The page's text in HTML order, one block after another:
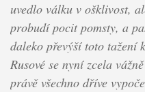
uvedlo válku v ošklivost,
probudí pocit pomsty, a
daleko převýší toto tažení
Rusové se nyní zcela
právě všechno dříve